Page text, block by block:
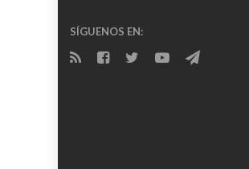
SÍGUENOS EN: